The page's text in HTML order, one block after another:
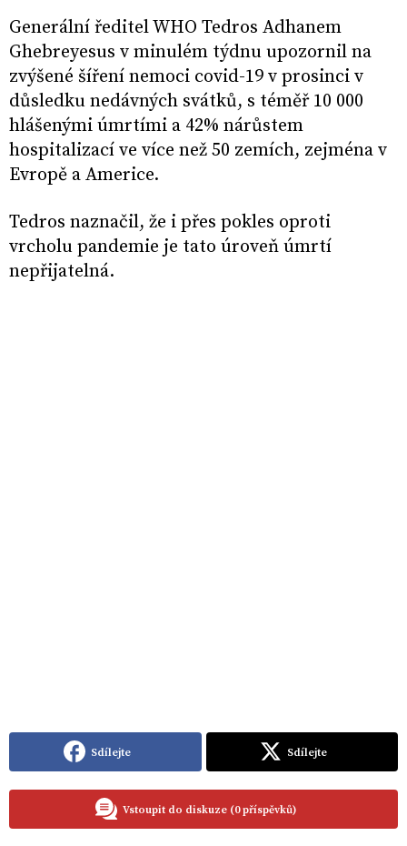
Generální ředitel WHO Tedros Adhanem
Ghebreyesus v minulém týdnu upozornil na
zvýšené šíření nemoci covid-19 v prosinci v
důsledku nedávných svátků, s téměř 10 000
hlášenými úmrtími a 42% nárůstem
hospitalizací ve více než 50 zemích, zejména v
Evropě a Americe.
Tedros naznačil, že i přes pokles oproti
vrcholu pandemie je tato úroveň úmrtí
nepřijatelná.
Sdílejte Sdílejte
Vstoupit do diskuze (0 příspěvků)